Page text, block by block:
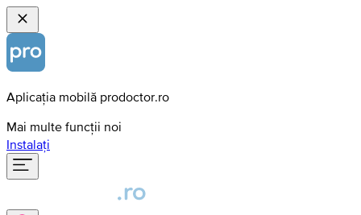
Aplicația mobilă prodoctor.ro
Mai multe funcții noi
Instalați